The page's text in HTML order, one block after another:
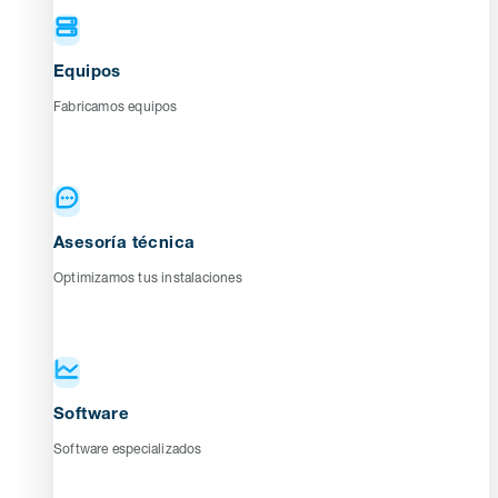
Equipos
Fabricamos equipos
Asesoría técnica
Optimizamos tus instalaciones
Software
Software especializados